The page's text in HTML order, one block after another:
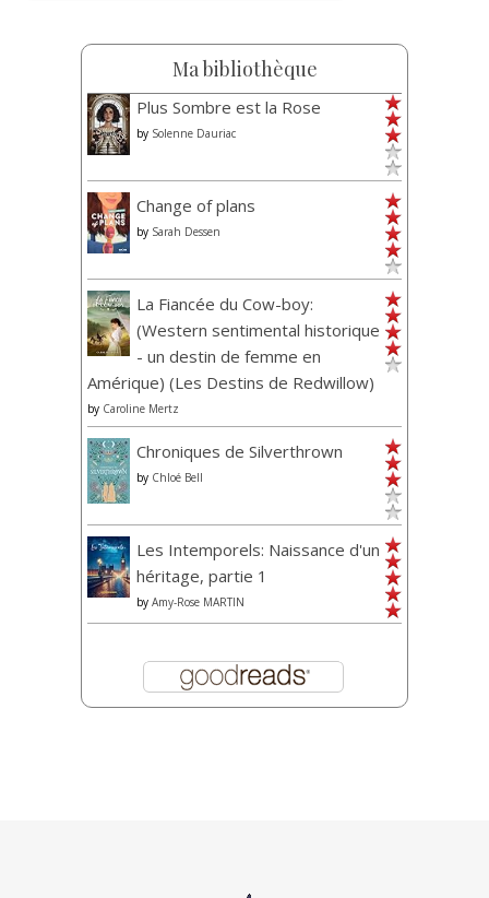
Ma bibliothèque
Plus Sombre est la Rose
by Solenne Dauriac
Change of plans
by Sarah Dessen
La Fiancée du Cow-boy:
(Western sentimental historique
- un destin de femme en
Amérique) (Les Destins de Redwillow)
by Caroline Mertz
Chroniques de Silverthrown
by Chloé Bell
Les Intemporels: Naissance d'un
héritage, partie 1
by Amy-Rose MARTIN